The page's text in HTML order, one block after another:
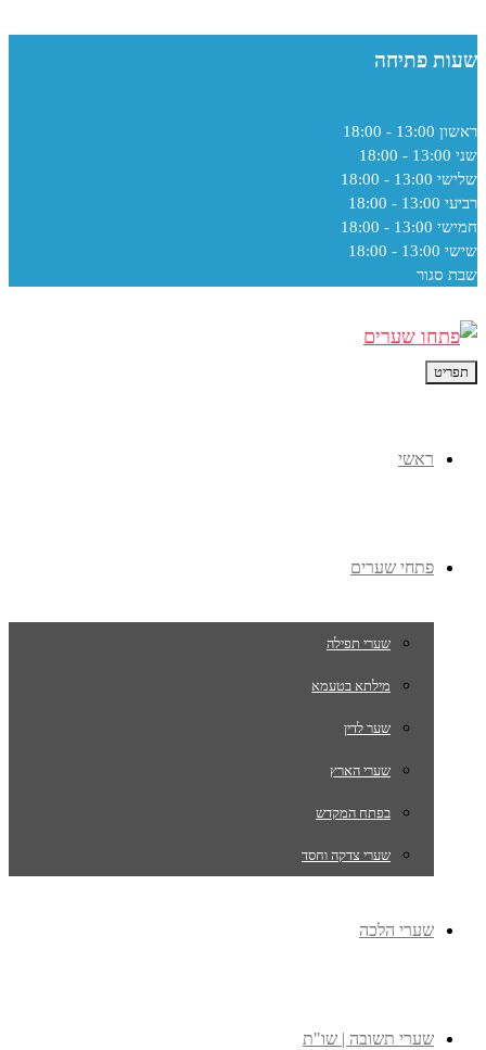
שעות פתיחה
ראשון 13:00 - 18:00
שני 13:00 - 18:00
שלישי 13:00 - 18:00
רביעי 13:00 - 18:00
חמישי 13:00 - 18:00
שישי 13:00 - 18:00
שבת סגור
תפריט
ראשי
פתחי שערים
שערי תפילה
מילתא בטעמא
שער לדין
שערי הארץ
בפתח המקדש
שערי צדקה וחסד
שערי הלכה
שערי תשובה | שו"ת